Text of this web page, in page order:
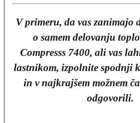
V primeru, da vas zanimajo
o samem delovanju
Compresss 7400, ali vas
lastnikom, izpolnite spodnji
in v najkrajšem možnem
odgovorili.